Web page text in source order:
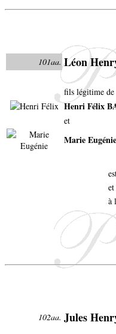
101aa. Léon
fils légitime de
Henri Félix
et
Marie
à
102aa. Jules